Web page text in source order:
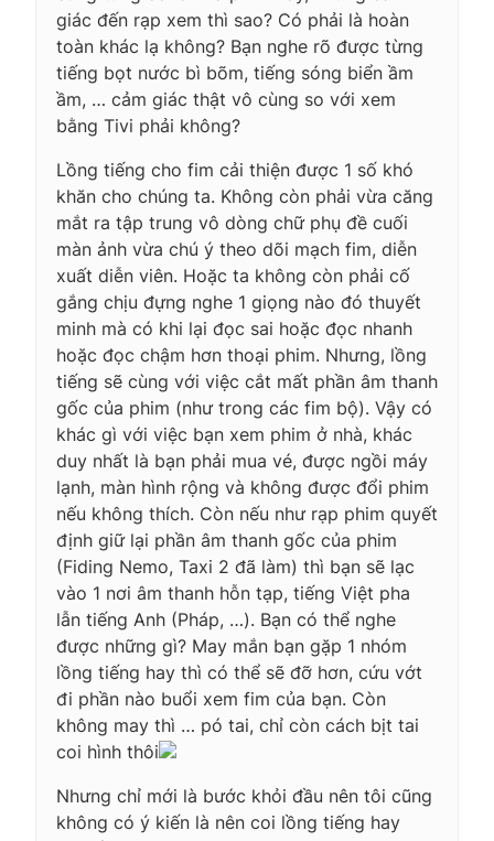
giác đến rạp xem thì sao? Có phải là hoàn
toàn khác lạ không? Bạn nghe rõ được từng
tiếng bọt nước bì bõm, tiếng sóng biển ầm
ầm, … cảm giác thật vô cùng so với xem
bằng Tivi phải không?
Lồng tiếng cho fim cải thiện được 1 số khó
khăn cho chúng ta. Không còn phải vừa căng
mắt ra tập trung vô dòng chữ phụ đề cuối
màn ảnh vừa chú ý theo dõi mạch fim, diễn
xuất diễn viên. Hoặc ta không còn phải cố
gắng chịu đựng nghe 1 giọng nào đó thuyết
minh mà có khi lại đọc sai hoặc đọc nhanh
hoặc đọc chậm hơn thoại phim. Nhưng, lồng
tiếng sẽ cùng với việc cắt mất phần âm thanh
gốc của phim (như trong các fim bộ). Vậy có
khác gì với việc bạn xem phim ở nhà, khác
duy nhất là bạn phải mua vé, được ngồi máy
lạnh, màn hình rộng và không được đổi phim
nếu không thích. Còn nếu như rạp phim quyết
định giữ lại phần âm thanh gốc của phim
(Fiding Nemo, Taxi 2 đã làm) thì bạn sẽ lạc
vào 1 nơi âm thanh hỗn tạp, tiếng Việt pha
lẫn tiếng Anh (Pháp, …). Bạn có thể nghe
được những gì? May mắn bạn gặp 1 nhóm
lồng tiếng hay thì có thể sẽ đỡ hơn, cứu vớt
đi phần nào buổi xem fim của bạn. Còn
không may thì … pó tai, chỉ còn cách bịt tai
coi hình thôi
Nhưng chỉ mới là bước khỏi đầu nên tôi cũng
không có ý kiến là nên coi lồng tiếng hay